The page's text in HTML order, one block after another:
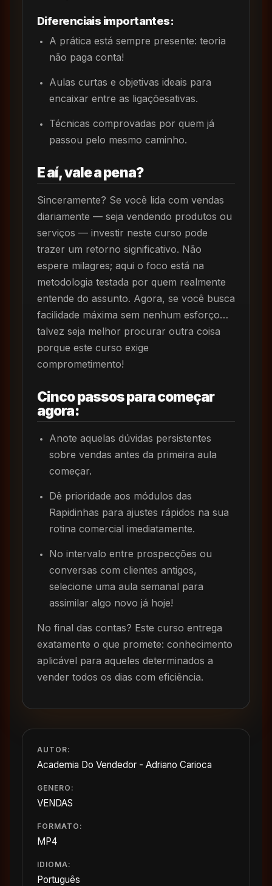
Diferenciais importantes:
A prática está sempre presente: teoria
não paga conta!
Aulas curtas e objetivas ideais para
encaixar entre as ligaçõesativas.
Técnicas comprovadas por quem já
passou pelo mesmo caminho.
E aí, vale a pena?
Sinceramente? Se você lida com vendas
diariamente — seja vendendo produtos ou
serviços — investir neste curso pode
trazer um retorno significativo. Não
espere milagres; aqui o foco está na
metodologia testada por quem realmente
entende do assunto. Agora, se você busca
facilidade máxima sem nenhum esforço…
talvez seja melhor procurar outra coisa
porque este curso exige
comprometimento!
Cinco passos para começar
agora:
Anote aquelas dúvidas persistentes
sobre vendas antes da primeira aula
começar.
Dê prioridade aos módulos das
Rapidinhas para ajustes rápidos na sua
rotina comercial imediatamente.
No intervalo entre prospecções ou
conversas com clientes antigos,
selecione uma aula semanal para
assimilar algo novo já hoje!
No final das contas? Este curso entrega
exatamente o que promete: conhecimento
aplicável para aqueles determinados a
vender todos os dias com eficiência.
AUTOR:
Academia Do Vendedor - Adriano Carioca
GENERO:
VENDAS
FORMATO:
MP4
IDIOMA:
Português